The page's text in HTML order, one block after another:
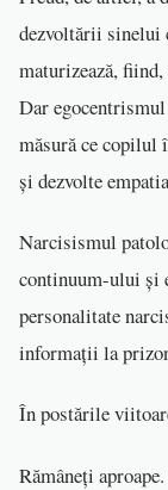
dezvoltării sinelui
maturizează,
Dar egocentrismul
măsură ce copilul
și dezvolte
Narcisismul
continuum-ului și
personalitate
informații la
În postările
Rămâneți